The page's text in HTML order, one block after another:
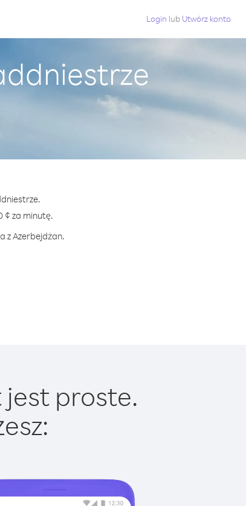
Login lub Utwórz konto
¢ za minutę.
z Azerbejdżan.
jest proste.